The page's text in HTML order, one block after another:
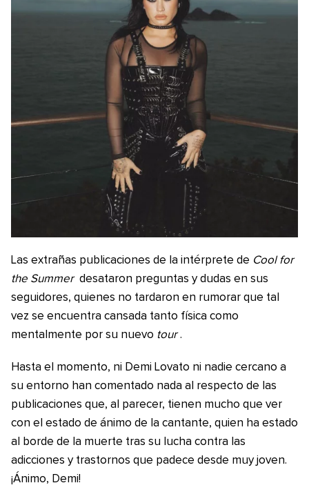
Las extrañas publicaciones de la intérprete de Cool for
the Summer desataron preguntas y dudas en sus
seguidores, quienes no tardaron en rumorar que tal
vez se encuentra cansada tanto física como
mentalmente por su nuevo tour .
Hasta el momento, ni Demi Lovato ni nadie cercano a
su entorno han comentado nada al respecto de las
publicaciones que, al parecer, tienen mucho que ver
con el estado de ánimo de la cantante, quien ha estado
al borde de la muerte tras su lucha contra las
adicciones y trastornos que padece desde muy joven.
¡Ánimo, Demi!